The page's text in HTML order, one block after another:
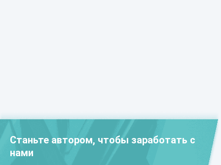
Станьте автором, чтобы заработать с
нами